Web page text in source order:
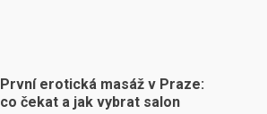
První erotická masáž v Praze:
co čekat a jak vybrat salon